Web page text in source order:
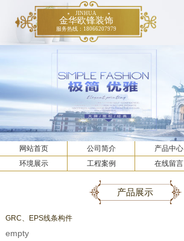
JINHUA
金华欧锋装饰
服务热线：18066207979
网站首页 公司简介 产品中心
环境展示
工程案例 在线留言
产品展示
GRC、EPS线条构件
empty